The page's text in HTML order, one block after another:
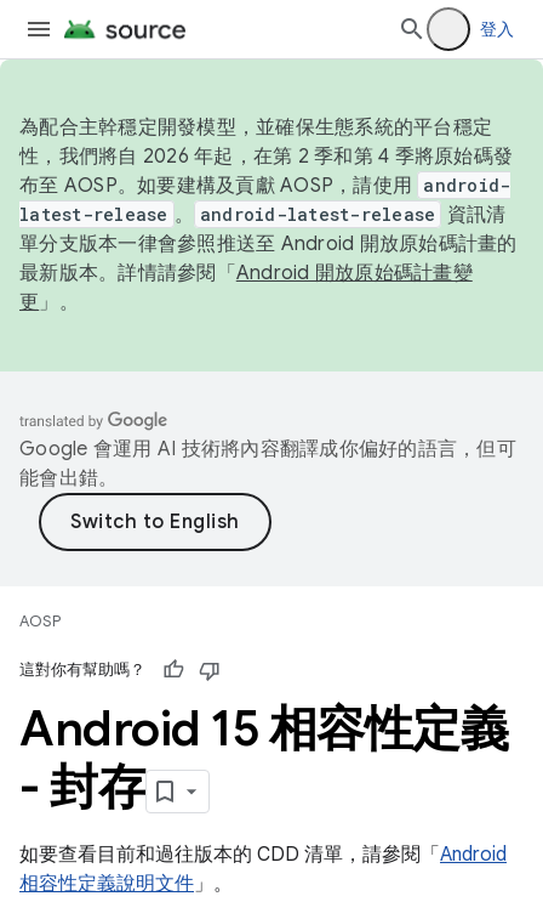
登入
為配合主幹穩定開發模型，並確保生態系統的平台穩定
性，我們將自 2026 年起，在第 2 季和第 4 季將原始碼發
布至 AOSP。如要建構及貢獻 AOSP，請使用 android-
latest-release 。 android-latest-release
資訊清
單分支版本一律會參照推送至 Android 開放原始碼計畫的
最新版本。詳情請參閱「 Android 開放原始碼計畫變
更 」。
Google 會運用 AI 技術將內容翻譯成你偏好的語言，但可
能會出錯。
AOSP
這對你有幫助嗎？
Android 15 相容性定義
- 封存
如要查看目前和過往版本的 CDD 清單，請參閱「 Android
相容性定義說明文件」。